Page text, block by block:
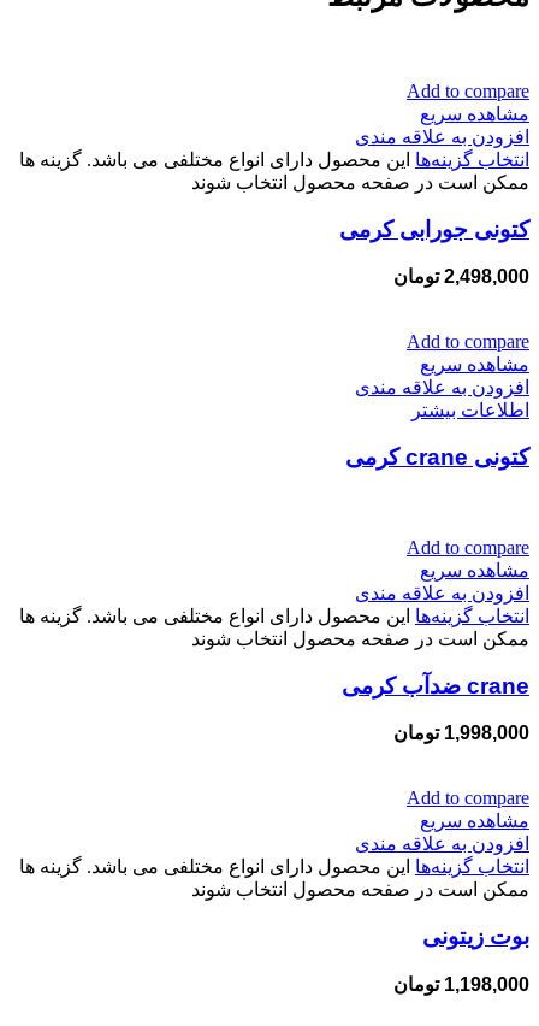
Add to compare
مشاهده سریع
افزودن به علاقه مندی
انتخاب گزینه‌ها این محصول دارای انواع مختلفی می باشد. گزینه ها
ممکن است در صفحه محصول انتخاب شوند
کتونی جورابی کرمی
2,498,000 تومان
Add to compare
مشاهده سریع
افزودن به علاقه مندی
اطلاعات بیشتر
کتونی crane کرمی
Add to compare
مشاهده سریع
افزودن به علاقه مندی
انتخاب گزینه‌ها این محصول دارای انواع مختلفی می باشد. گزینه ها
ممکن است در صفحه محصول انتخاب شوند
crane ضدآب کرمی
1,998,000 تومان
Add to compare
مشاهده سریع
افزودن به علاقه مندی
انتخاب گزینه‌ها این محصول دارای انواع مختلفی می باشد. گزینه ها
ممکن است در صفحه محصول انتخاب شوند
بوت زیتونی
1,198,000 تومان